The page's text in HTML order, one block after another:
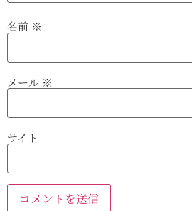
名前 ※
メール ※
サイト